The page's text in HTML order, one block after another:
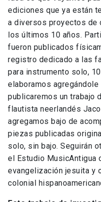
ediciones que ya están
a diversos proyectos de
los últimos 10 años.
fueron publicados
registro dedicado a las
para instrumento solo,
elaboramos agregándole
publicaremos un trabajo
flautista neerlandés
agregamos bajo de
piezas publicadas
solo, sin bajo. Seguirán
el Estudio MusicAntigua
evangelización jesuita y
colonial